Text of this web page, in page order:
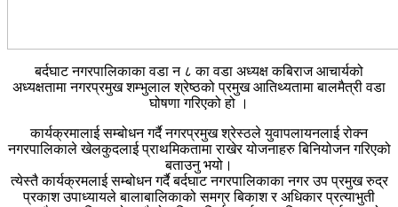
बर्दघाट नगरपालिकाका वडा न ८ का वडा अध्यक्ष कबिराज आचार्यको
अध्यक्षतामा नगरप्रमुख शम्भुलाल श्रेष्ठको प्रमुख आतिथ्यतामा बालमैत्री वडा
घोषणा गरिएको हो ।
कार्यक्रमालाई सम्बोधन गर्दै नगरप्रमुख श्रेस्ठले युवापलायनलाई रोक्न
नगरपालिकाले खेलकुदलाई प्राथमिकतामा राखेर योजनाहरु बिनियोजन गरिएको
बताउनु भयो।
त्येस्तै कार्यक्रमलाई सम्बोधन गर्दै बर्दघाट नगरपालिकाका नगर उप प्रमुख रुद्र
प्रकाश उपाध्यायले बालाबालिकाको समग्र बिकाश र अधिकार प्रत्याभुती